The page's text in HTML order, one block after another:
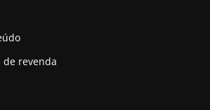
de revenda